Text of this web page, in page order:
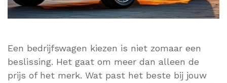
Een bedrijfswagen kiezen is niet zomaar een
beslissing. Het gaat om meer dan alleen de
prijs of het merk. Wat past het beste bij jouw